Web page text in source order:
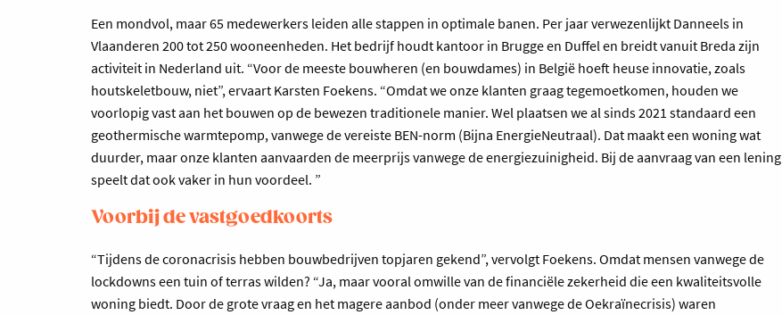
Een mondvol, maar 65 medewerkers leiden alle stappen in optimale banen. Per jaar verwezenlijkt Danneels in
Vlaanderen 200 tot 250 wooneenheden. Het bedrijf houdt kantoor in Brugge en Duffel en breidt vanuit Breda zijn
activiteit in Nederland uit. “Voor de meeste bouwheren (en bouwdames) in België hoeft heuse innovatie, zoals
houtskeletbouw, niet”, ervaart Karsten Foekens. “Omdat we onze klanten graag tegemoetkomen, houden we
voorlopig vast aan het bouwen op de bewezen traditionele manier. Wel plaatsen we al sinds 2021 standaard een
geothermische warmtepomp, vanwege de vereiste BEN-norm (Bijna EnergieNeutraal). Dat maakt een woning wat
duurder, maar onze klanten aanvaarden de meerprijs vanwege de energiezuinigheid. Bij de aanvraag van een lening
speelt dat ook vaker in hun voordeel. ”
Voorbij de vastgoedkoorts
“Tijdens de coronacrisis hebben bouwbedrijven topjaren gekend”, vervolgt Foekens. Omdat mensen vanwege de
lockdowns een tuin of terras wilden? “Ja, maar vooral omwille van de financiële zekerheid die een kwaliteitsvolle
woning biedt. Door de grote vraag en het magere aanbod (onder meer vanwege de Oekraïnecrisis) waren